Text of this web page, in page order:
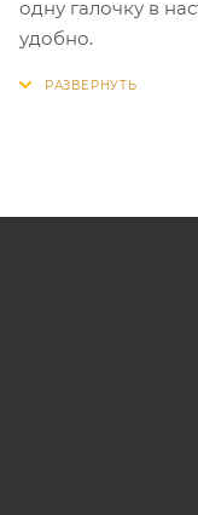
одну галочку в
удобно.